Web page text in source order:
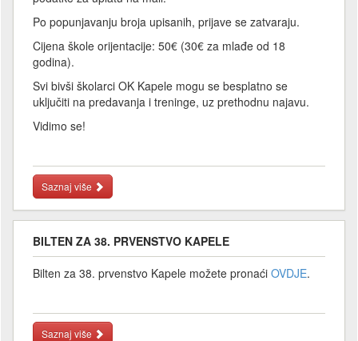
Po popunjavanju broja upisanih, prijave se zatvaraju.
Cijena škole orijentacije: 50€ (30€ za mlađe od 18
godina).
Svi bivši školarci OK Kapele mogu se besplatno se
uključiti na predavanja i treninge, uz prethodnu najavu.
Vidimo se!
Saznaj više
BILTEN ZA 38. PRVENSTVO KAPELE
Bilten za 38. prvenstvo Kapele možete pronaći OVDJE.
Saznaj više